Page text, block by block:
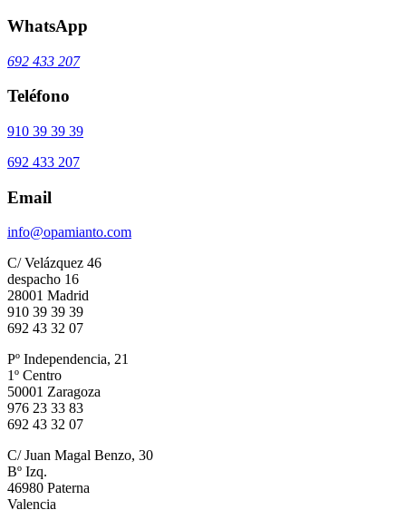
WhatsApp
692 433 207
Teléfono
910 39 39 39
692 433 207
Email
info@opamianto.com
C/ Velázquez 46
despacho 16
28001 Madrid
910 39 39 39
692 43 32 07
Pº Independencia, 21
1º Centro
50001 Zaragoza
976 23 33 83
692 43 32 07
C/ Juan Magal Benzo, 30
Bº Izq.
46980 Paterna
Valencia